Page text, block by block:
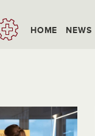
HOME NEWS